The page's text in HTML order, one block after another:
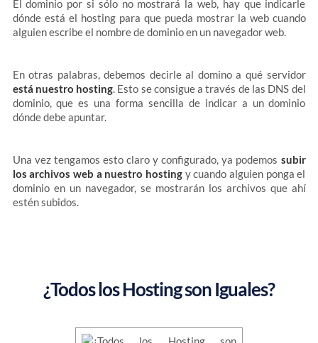
El dominio por si sólo no mostrará la web, hay que indicarle
dónde está el hosting para que pueda mostrar la web cuando
alguien escribe el nombre de dominio en un navegador web.
En otras palabras, debemos decirle al domino a qué servidor
está nuestro hosting. Esto se consigue a través de las DNS del
dominio, que es una forma sencilla de indicar a un dominio
dónde debe apuntar.
Una vez tengamos esto claro y configurado, ya podemos subir
los archivos web a nuestro hosting y cuando alguien ponga el
dominio en un navegador, se mostrarán los archivos que ahí
estén subidos.
¿Todos los Hosting son Iguales?